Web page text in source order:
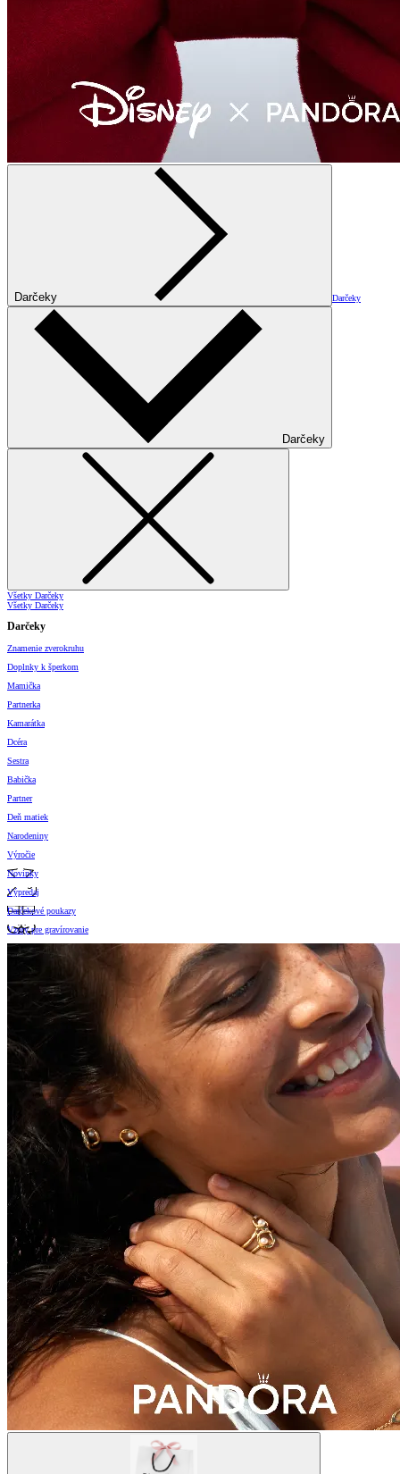
Darčeky Darčeky
Darčeky
Všetky Darčeky
Všetky Darčeky
Darčeky
Znamenie zverokruhu
Doplnky k šperkom
Mamička
Partnerka
Kamarátka
Dcéra
Sestra
Babička
Partner
Deň matiek
Narodeniny
Výročie
Novinky
Výpredaj
Darčekové poukazy
Vzory pre gravírovanie